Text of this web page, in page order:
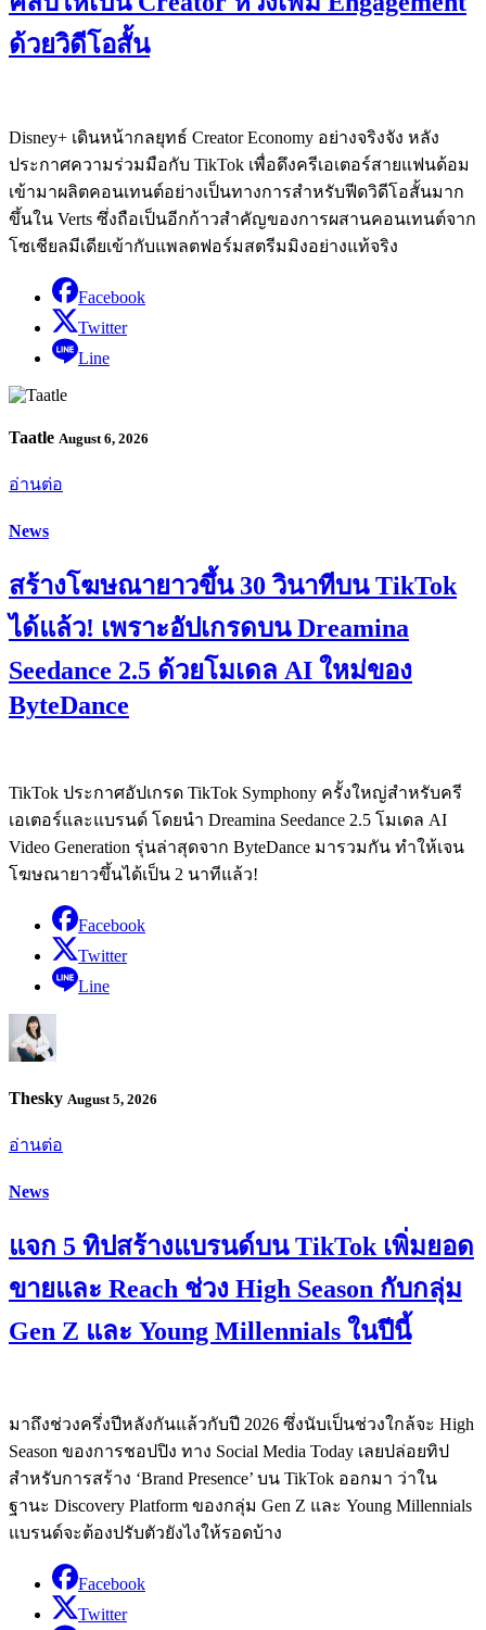
ด้วยวิดีโอสั้น
Disney+ เดินหน้ากลยุทธ์ Creator Economy อย่างจริงจัง หลัง
ประกาศความร่วมมือกับ TikTok เพื่อดึงครีเอเตอร์สายแฟนด้อม
เข้ามาผลิตคอนเทนต์อย่างเป็นทางการสำหรับฟีดวิดีโอสั้นมาก
ขึ้นใน Verts ซึ่งถือเป็นอีกก้าวสำคัญของการผสานคอนเทนต์จาก
โซเชียลมีเดียเข้ากับแพลตฟอร์มสตรีมมิงอย่างแท้จริง
Facebook
Twitter
Line
Taatle August 6, 2026
อ่านต่อ
News
สร้างโฆษณายาวขึ้น 30 วินาทีบน TikTok
ได้แล้ว! เพราะอัปเกรดบน Dreamina
Seedance 2.5 ด้วยโมเดล AI ใหม่ของ
ByteDance
TikTok ประกาศอัปเกรด TikTok Symphony ครั้งใหญ่สำหรับครี
เอเตอร์และแบรนด์ โดยนำ Dreamina Seedance 2.5 โมเดล AI
Video Generation รุ่นล่าสุดจาก ByteDance มารวมกัน ทำให้เจน
โฆษณายาวขึ้นได้เป็น 2 นาทีแล้ว!
Facebook
Twitter
Line
Thesky August 5, 2026
อ่านต่อ
News
แจก 5 ทิปสร้างแบรนด์บน TikTok เพิ่มยอด
ขายและ Reach ช่วง High Season กับกลุ่ม
Gen Z และ Young Millennials ในปีนี้
มาถึงช่วงครึ่งปีหลังกันแล้วกับปี 2026 ซึ่งนับเป็นช่วงใกล้จะ High
Season ของการชอปปิง ทาง Social Media Today เลยปล่อยทิป
สำหรับการสร้าง ‘Brand Presence’ บน TikTok ออกมา ว่าใน
ฐานะ Discovery Platform ของกลุ่ม Gen Z และ Young Millennials
แบรนด์จะต้องปรับตัวยังไงให้รอดบ้าง
Facebook
Twitter